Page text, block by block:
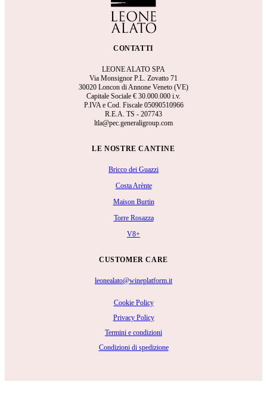
CONTATTI
LEONE ALATO SPA
Via Monsignor P.L. Zovatto 71
30020 Loncon di Annone Veneto (VE)
Capitale Sociale € 30.000.000 i.v.
P.IVA e Cod. Fiscale 05090510966
R.E.A. TS - 207743
ltla@pec.generaligroup.com
LE NOSTRE CANTINE
Bricco dei Guazzi
Costa Arènte
Maison Burtin
Torre Rosazza
V8+
CUSTOMER CARE
leonealato@wineplatform.it
Cookie Policy
Privacy Policy
Termini e condizioni
Condizioni di spedizione